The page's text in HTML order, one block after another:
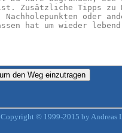
Copyright © 1999-2015 by Andreas